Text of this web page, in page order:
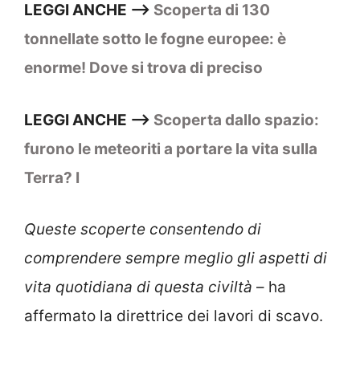
LEGGI ANCHE –> Scoperta di 130
tonnellate sotto le fogne europee: è
enorme! Dove si trova di preciso
LEGGI ANCHE –> Scoperta dallo spazio:
furono le meteoriti a portare la vita sulla
Terra? I
Queste scoperte consentendo di
comprendere sempre meglio gli aspetti di
vita quotidiana di questa civiltà – ha
affermato la direttrice dei lavori di scavo.